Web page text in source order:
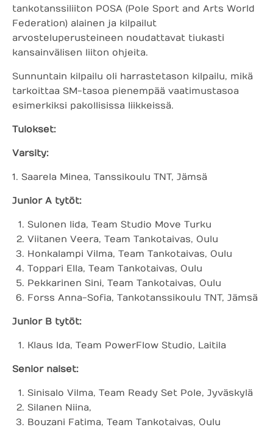
tankotanssiliiton POSA (Pole Sport and Arts World
Federation) alainen ja kilpailut
arvosteluperusteineen noudattavat tiukasti
kansainvälisen liiton ohjeita.
Sunnuntain kilpailu oli harrastetason kilpailu, mikä
tarkoittaa SM-tasoa pienempää vaatimustasoa
esimerkiksi pakollisissa liikkeissä.
Tulokset:
Varsity:
1. Saarela Minea, Tanssikoulu TNT, Jämsä
Junior A tytöt:
Sulonen Iida, Team Studio Move Turku
Viitanen Veera, Team Tankotaivas, Oulu
Honkalampi Vilma, Team Tankotaivas, Oulu
Toppari Ella, Team Tankotaivas, Oulu
Pekkarinen Sini, Team Tankotaivas, Oulu
Forss Anna-Sofia, Tankotanssikoulu TNT, Jämsä
Junior B tytöt:
Klaus Ida, Team PowerFlow Studio, Laitila
Senior naiset:
Sinisalo Vilma, Team Ready Set Pole, Jyväskylä
Silanen Niina,
Bouzani Fatima, Team Tankotaivas, Oulu